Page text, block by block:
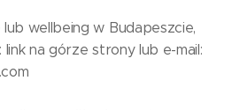
wellbeing w Budapeszcie,
na górze strony lub e-mail: